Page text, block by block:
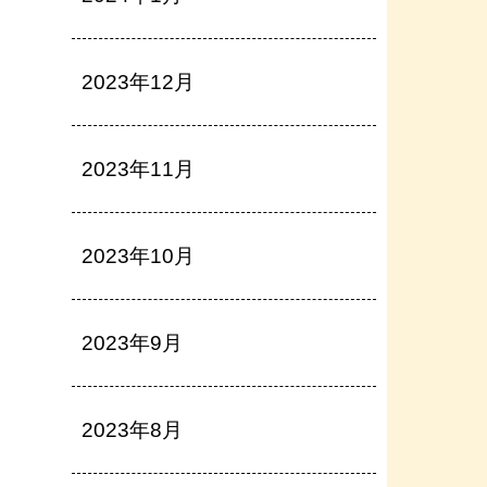
2023年12月
2023年11月
2023年10月
2023年9月
2023年8月